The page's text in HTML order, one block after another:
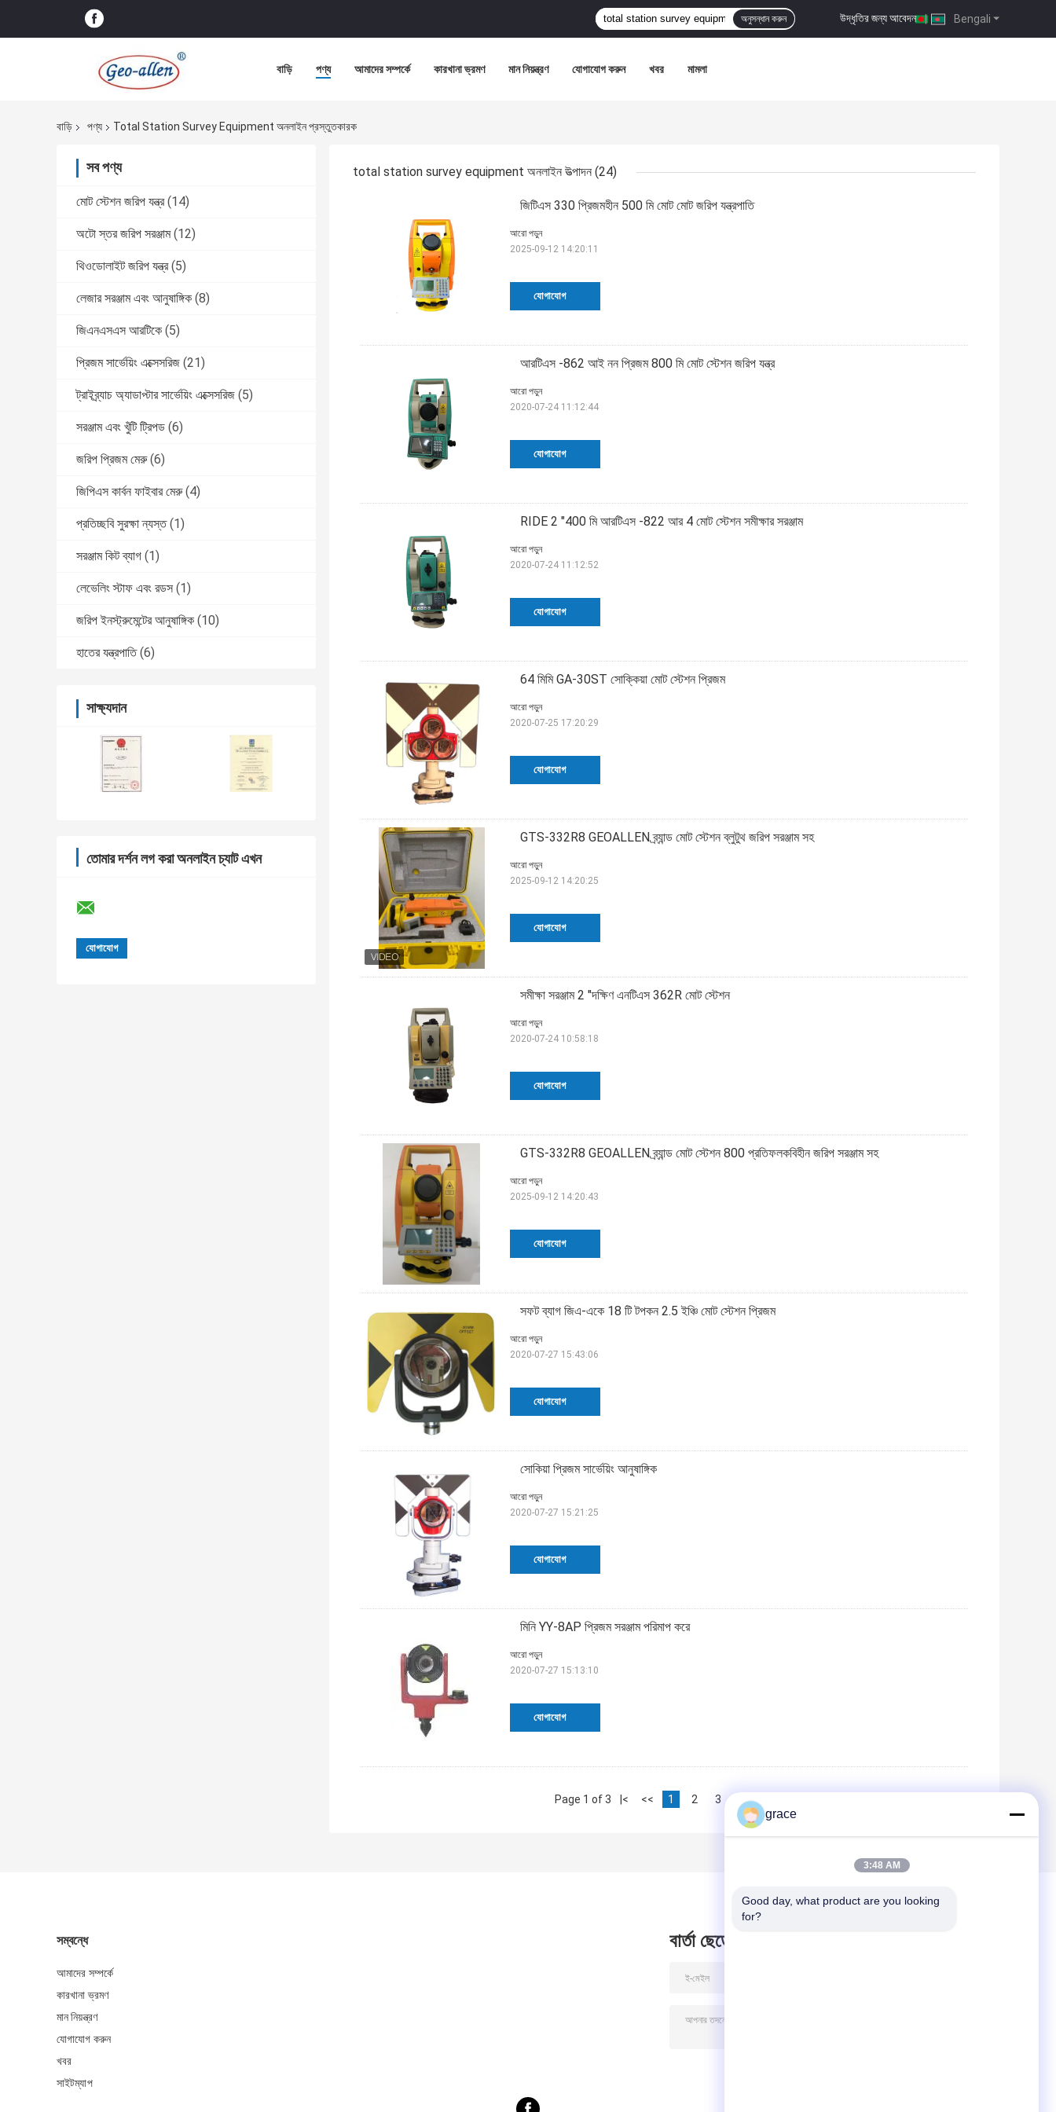
Bengali
উদ্ধৃতির জন্য আবেদন |
অনুসন্ধান করুন
বাড়ি পণ্য আমাদের সম্পর্কে কারখানা ভ্রমণ মান নিয়ন্ত্রণ যোগাযোগ করুন খবর মামলা
বাড়ি পণ্য Total Station Survey Equipment অনলাইন প্রস্তুতকারক
সব পণ্য
মোট স্টেশন জরিপ যন্ত্র (14)
অটো স্তর জরিপ সরঞ্জাম (12)
থিওডোলাইট জরিপ যন্ত্র (5)
লেজার সরঞ্জাম এবং আনুষাঙ্গিক (8)
জিএনএসএস আরটিকে (5)
প্রিজম সার্ভেয়িং এক্সেসরিজ (21)
ট্রাইব্র্যাচ অ্যাডাপ্টার সার্ভেয়িং এক্সেসরিজ (5)
সরঞ্জাম এবং খুঁটি ট্রিপড (6)
জরিপ প্রিজম মেরু (6)
জিপিএস কার্বন ফাইবার মেরু (4)
প্রতিচ্ছবি সুরক্ষা ন্যস্ত (1)
সরঞ্জাম কিট ব্যাগ (1)
লেভেলিং স্টাফ এবং রডস (1)
জরিপ ইনস্ট্রুমেন্টের আনুষাঙ্গিক (10)
হাতের যন্ত্রপাতি (6)
সাক্ষ্যদান
তোমার দর্শন লগ করা অনলাইন চ্যাট এখন
total station survey equipment অনলাইন উত্পাদন (24)
জিটিএস 330 প্রিজমহীন 500 মি মোট মোট জরিপ যন্ত্রপাতি
যোগাযোগ
আরো পড়ুন
2025-09-12 14:20:11
আরটিএস -862 আই নন প্রিজম 800 মি মোট স্টেশন জরিপ যন্ত্র
যোগাযোগ
আরো পড়ুন
2020-07-24 11:12:44
RIDE 2 "400 মি আরটিএস -822 আর 4 মোট স্টেশন সমীক্ষার সরঞ্জাম
যোগাযোগ
আরো পড়ুন
2020-07-24 11:12:52
64 মিমি GA-30ST সোক্কিয়া মোট স্টেশন প্রিজম
যোগাযোগ
আরো পড়ুন
2020-07-25 17:20:29
GTS-332R8 GEOALLEN ব্র্যান্ড মোট স্টেশন ব্লুটুথ জরিপ সরঞ্জাম সহ
যোগাযোগ
আরো পড়ুন
2025-09-12 14:20:25
সমীক্ষা সরঞ্জাম 2 "দক্ষিণ এনটিএস 362R মোট স্টেশন
যোগাযোগ
আরো পড়ুন
2020-07-24 10:58:18
GTS-332R8 GEOALLEN ব্র্যান্ড মোট স্টেশন 800 প্রতিফলকবিহীন জরিপ সরঞ্জাম সহ
যোগাযোগ
আরো পড়ুন
2025-09-12 14:20:43
সফট ব্যাগ জিএ-একে 18 টি টপকন 2.5 ইঞ্চি মোট স্টেশন প্রিজম
যোগাযোগ
আরো পড়ুন
2020-07-27 15:43:06
সোকিয়া প্রিজম সার্ভেয়িং আনুষাঙ্গিক
যোগাযোগ
আরো পড়ুন
2020-07-27 15:21:25
মিনি YY-8AP প্রিজম সরঞ্জাম পরিমাপ করে
যোগাযোগ
আরো পড়ুন
2020-07-27 15:13:10
Page 1 of 3 |< << 1 2 3 >>
সম্বন্ধে
আমাদের সম্পর্কে
কারখানা ভ্রমণ
মান নিয়ন্ত্রণ
যোগাযোগ করুন
খবর
সাইটম্যাপ
বার্তা ছেড়ে
grace
3:48 AM
Good day, what product are you looking
for?